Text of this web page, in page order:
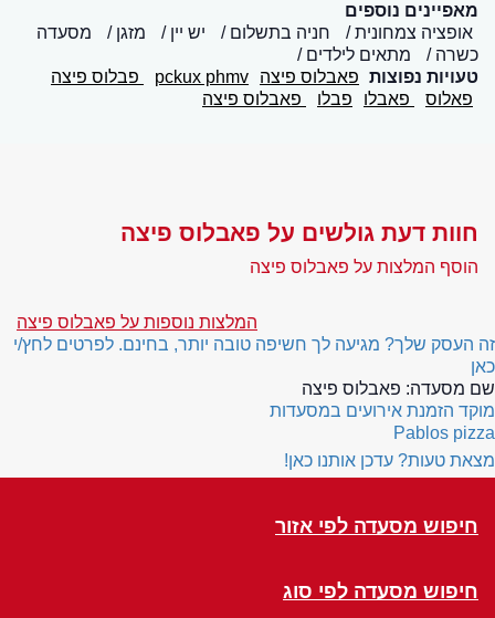
מאפיינים נוספים
אופציה צמחונית
חניה בתשלום יש יין מזגן
מסעדה
כשרה
מתאים לילדים
טעויות נפוצות פאבלוס פיצה pckux phmv
פבלוס פיצה
פאלוס
פאבלו פבלו פאבלוס פיצה
חוות דעת גולשים על פאבלוס פיצה
הוסף המלצות על פאבלוס פיצה
המלצות נוספות על פאבלוס פיצה
זה העסק שלך? מגיעה לך חשיפה טובה יותר, בחינם. לפרטים לחץ/י
כאן
שם מסעדה: פאבלוס פיצה
מוקד הזמנת אירועים במסעדות
Pablos pizza
מצאת טעות? עדכן אותנו כאן!
חיפוש מסעדה לפי אזור
חיפוש מסעדה לפי סוג